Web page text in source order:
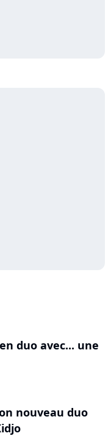
duo avec... une
nouveau duo